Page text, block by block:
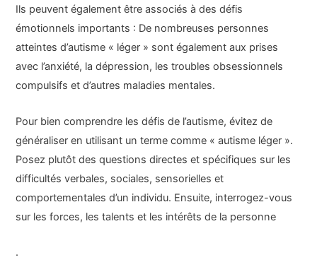
Ils peuvent également être associés à des défis
émotionnels importants : De nombreuses personnes
atteintes d’autisme « léger » sont également aux prises
avec l’anxiété, la dépression, les troubles obsessionnels
compulsifs et d’autres maladies mentales.
Pour bien comprendre les défis de l’autisme, évitez de
généraliser en utilisant un terme comme « autisme léger ».
Posez plutôt des questions directes et spécifiques sur les
difficultés verbales, sociales, sensorielles et
comportementales d’un individu. Ensuite, interrogez-vous
sur les forces, les talents et les intérêts de la personne
.